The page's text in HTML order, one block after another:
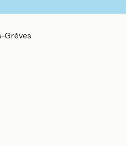
Grèves